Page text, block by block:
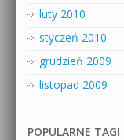
luty 2010
styczeń 2010
grudzień 2009
listopad 2009
POPULARNE TAGI